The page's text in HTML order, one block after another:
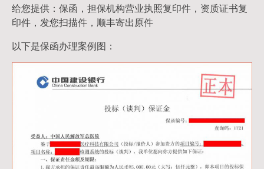
给您提供：保函，担保机构营业执照复印件，资质证书复
印件，发您扫描件，顺丰寄出原件
以下是保函办理案例图：